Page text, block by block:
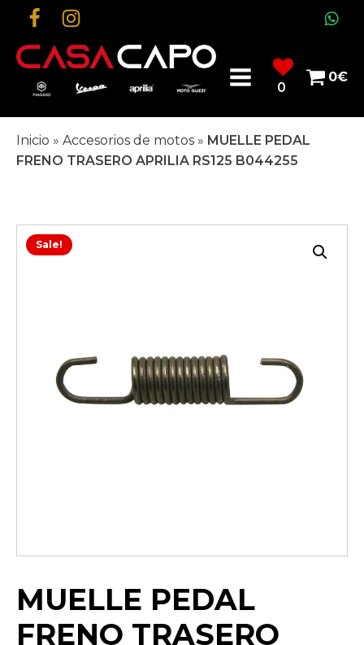
0
0€
Inicio » Accesorios de motos » MUELLE PEDAL
FRENO TRASERO APRILIA RS125 B044255
Sale!
MUELLE PEDAL
FRENO TRASERO